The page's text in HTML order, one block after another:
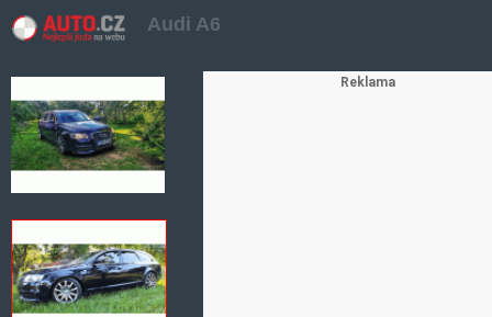
Audi A6